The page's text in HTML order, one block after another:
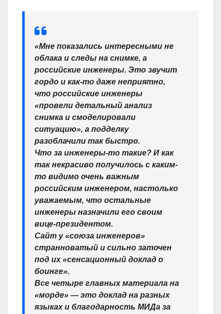
«Мне показались интересными не
облака и следы на снимке, а
российские инженеры. Это звучит
гордо и как-то даже неприятно,
что российские инженеры
«провели детальный анализ
снимка и смоделировали
ситуацию», а подделку
разоблачили так быстро.
Что за инженеры-то такие? И как
так некрасиво получилось с каким-
то видимо очень важным
российским инженером, настолько
уважаемым, что остальные
инженеры назначили его своим
вице-президентом.
Сайт у «союза инженеров»
странноватый и сильно заточен
под их «сенсационный доклад о
боинге».
Все четыре главных материала на
«морде» — это доклад на разных
языках и благодарность МИДа за